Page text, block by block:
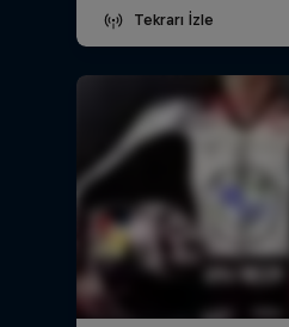
Tekrarı İzle